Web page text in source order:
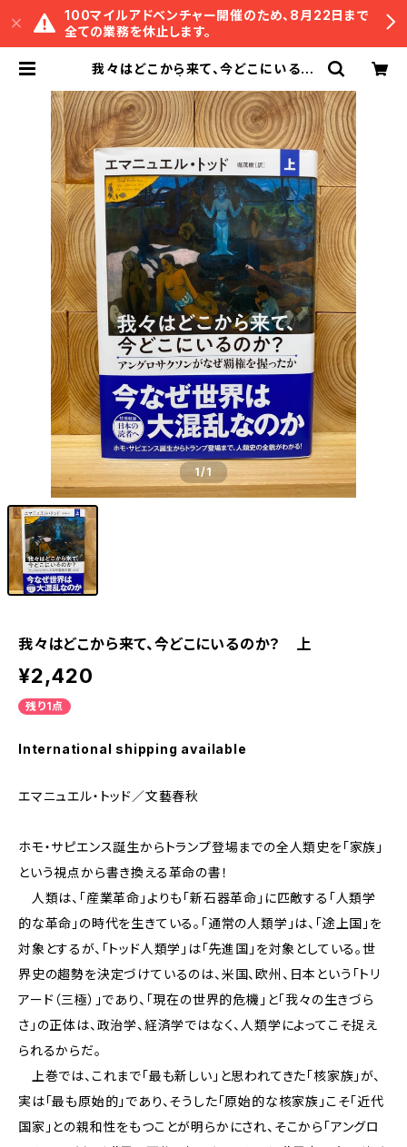
100マイルアドベンチャー開催のため、8月22日まで
全ての業務を休止します。
我々はどこから来て、今どこにいるの
1/1
我々はどこから来て、今どこにいるのか？ 上
¥2,420
残り1点
International shipping available
エマニュエル・トッド／文藝春秋
ホモ・サピエンス誕生からトランプ登場までの全人類史を「家族」
という視点から書き換える革命の書！
人類は、「産業革命」よりも「新石器革命」に匹敵する「人類学
的な革命」の時代を生きている。「通常の人類学」は、「途上国」を
対象とするが、「トッド人類学」は「先進国」を対象としている。世
界史の趨勢を決定づけているのは、米国、欧州、日本という「トリ
アード（三極）」であり、「現在の世界的危機」と「我々の生きづら
さ」の正体は、政治学、経済学ではなく、人類学によってこそ捉え
られるからだ。
上巻では、これまで「最も新しい」と思われてきた「核家族」が、
実は「最も原始的」であり、そうした「原始的な核家族」こそ「近代
国家」との親和性をもつことが明らかにされ、そこから「アングロ